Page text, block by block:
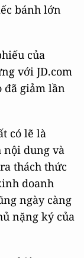
bánh lớn
của
với JD.com
đã giảm lần
có lẽ là
nội dung và
thách thức
doanh
ngày càng
nặng ký của